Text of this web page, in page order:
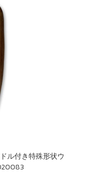
ル付き特殊形状ウ